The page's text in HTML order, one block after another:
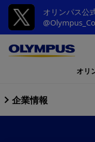
オリンパス公
オリ
企業情報